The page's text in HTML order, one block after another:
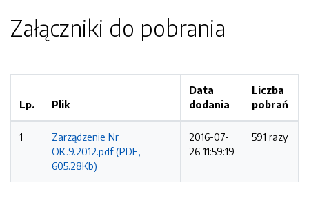
Załączniki do pobrania
Lp. Plik
Data
dodania
Liczba
pobrań
1
Zarządzenie Nr
OK.9.2012.pdf (PDF,
605.28Kb)
2016-07-
26 11:59:19
591 razy